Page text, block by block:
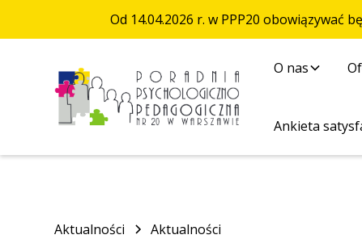
Od 14.04.2026 r. w PPP20 obowiązywać
O nas
Ankieta
Aktualności Aktualności